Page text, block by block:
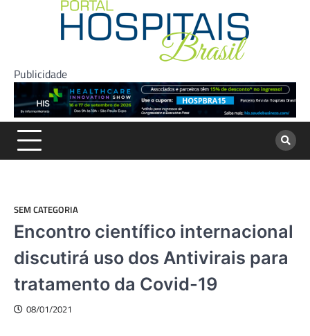
Publicidade
SEM CATEGORIA
Encontro científico internacional
discutirá uso dos Antivirais para
tratamento da Covid-19
08/01/2021